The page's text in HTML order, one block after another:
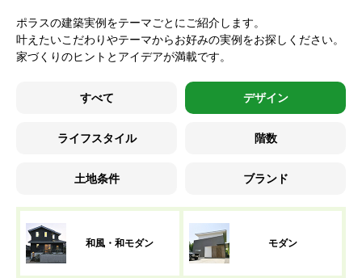
ポラスの建築実例をテーマごとにご紹介します。
叶えたいこだわりやテーマからお好みの実例をお探しください。
家づくりのヒントとアイデアが満載です。
すべて デザイン
ライフスタイル 階数
土地条件 ブランド
和風・和モダン モダン